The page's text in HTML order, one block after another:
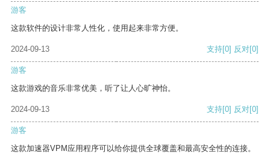
游客
这款软件的设计非常人性化，使用起来非常方便。
2024-09-13 支持[0] 反对[0]
游客
这款游戏的音乐非常优美，听了让人心旷神怡。
2024-09-13 支持[0] 反对[0]
游客
这款加速器VPM应用程序可以给你提供全球覆盖和最高安全性的连接。